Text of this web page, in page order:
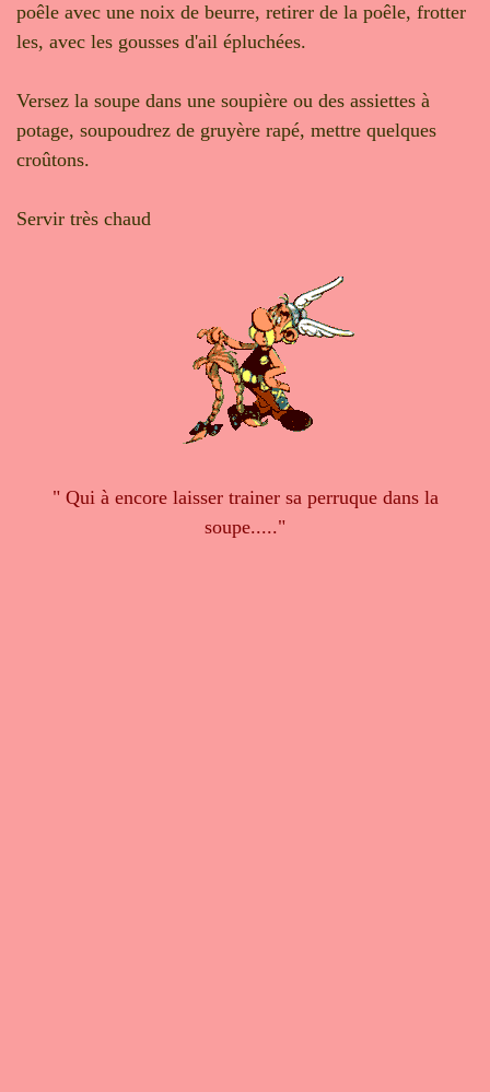
poêle avec une noix de beurre, retirer de la poêle, frotter
les, avec les gousses d'ail épluchées.
Versez la soupe dans une soupière ou des assiettes à
potage, soupoudrez de gruyère rapé, mettre quelques
croûtons.
Servir très chaud
" Qui à encore laisser trainer sa perruque dans la
soupe....."